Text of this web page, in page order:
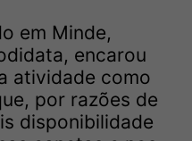
em Minde,
encarou
atividade como
por razões de
disponibilidade